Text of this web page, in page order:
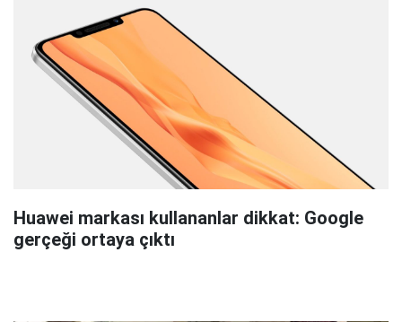
Huawei markası kullananlar dikkat: Google
gerçeği ortaya çıktı